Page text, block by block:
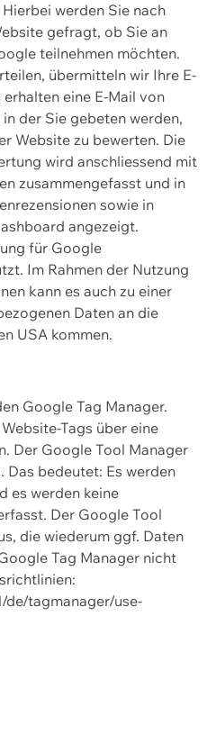
werden Sie nach
gefragt, ob Sie an
teilnehmen möchten.
übermitteln wir Ihre E-
eine E-Mail von
der Sie gebeten werden,
Website zu bewerten. Die
wird anschliessend mit
zusammengefasst und in
sowie in
angezeigt.
für Google
Im Rahmen der Nutzung
kann es auch zu einer
Daten an die
USA kommen.
Google Tag Manager.
Tags über eine
Der Google Tool Manager
bedeutet: Es werden
es werden keine
Der Google Tool
die wiederum ggf. Daten
Tag Manager nicht
tagmanager/use-